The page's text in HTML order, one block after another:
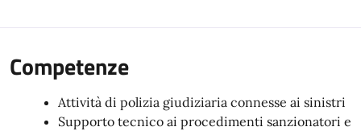
Competenze
Attività di polizia giudiziaria connesse ai sinistri
Supporto tecnico ai procedimenti sanzionatori e